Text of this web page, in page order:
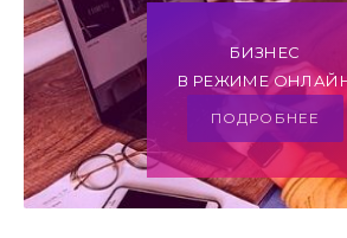
БИЗНЕС
В РЕЖИМЕ
ПОДРОБНЕЕ